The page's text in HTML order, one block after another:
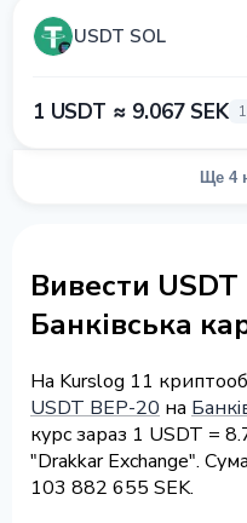
USDT SOL
1 USDT ≈ 9.067 SEK
Ще 4
Вивести USDT
Банківська
На Kurslog 11
USDT BEP-20 на
курс зараз 1 USDT =
"Drakkar Exchange".
103 882 655 SEK.